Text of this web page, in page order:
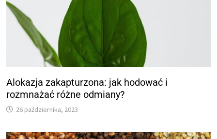
Alokazja zakapturzona: jak hodować i
rozmnażać różne odmiany?
26 października, 2023